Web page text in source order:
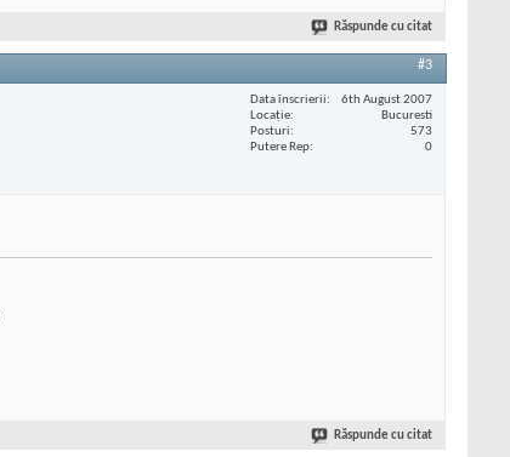
Răspunde cu citat
#3
Data înscrierii
6th August 2007
Locaţie
Bucuresti
Posturi
573
Putere Rep
0
Răspunde cu citat